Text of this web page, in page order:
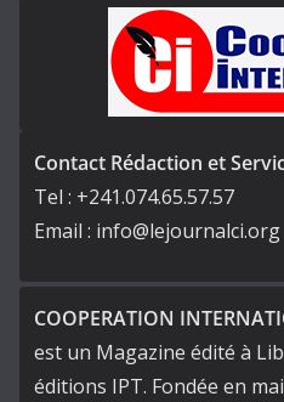
Contact Rédaction et
Tel : +241.074.65.57.57
Email : info@lejournalci.org
COOPERATION
est un Magazine édité à
éditions IPT. Fondée en